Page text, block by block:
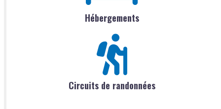
Hébergements
Circuits de randonnées